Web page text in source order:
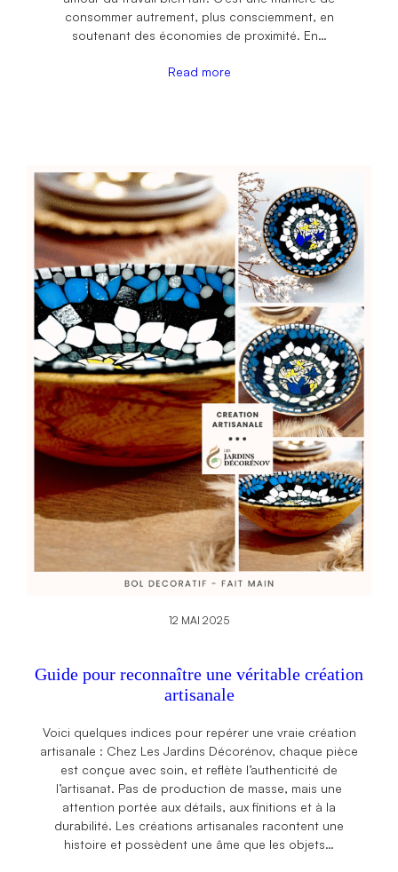
consommer autrement, plus consciemment, en
soutenant des économies de proximité. En…
Read more
12 MAI 2025
Guide pour reconnaître une véritable création
artisanale
Voici quelques indices pour repérer une vraie création
artisanale : Chez Les Jardins Décorénov, chaque pièce
est conçue avec soin, et reflète l’authenticité de
l’artisanat. Pas de production de masse, mais une
attention portée aux détails, aux finitions et à la
durabilité. Les créations artisanales racontent une
histoire et possèdent une âme que les objets…